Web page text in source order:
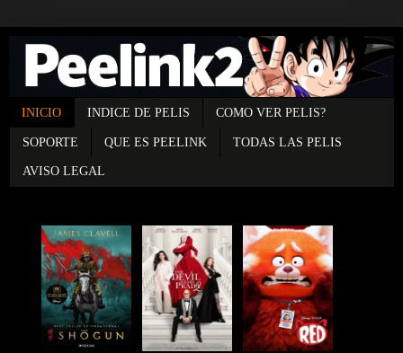
INICIO INDICE DE PELIS COMO VER PELIS?
SOPORTE QUE ES PEELINK TODAS LAS PELIS
AVISO LEGAL